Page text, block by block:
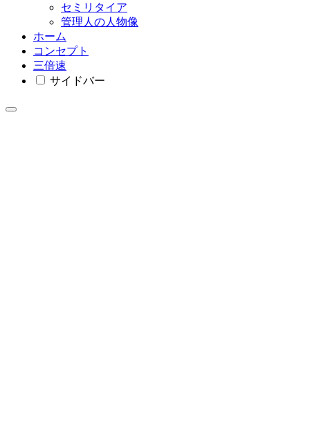
セミリタイア
管理人の人物像
ホーム
コンセプト
三倍速
サイドバー